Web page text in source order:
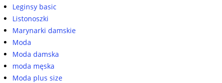
Leginsy basic
Listonoszki
Marynarki damskie
Moda
Moda damska
moda męska
Moda plus size